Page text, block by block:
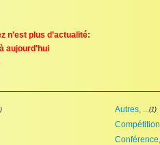
n'est plus d'actualité:
aujourd'hui
Autres, ...(1)